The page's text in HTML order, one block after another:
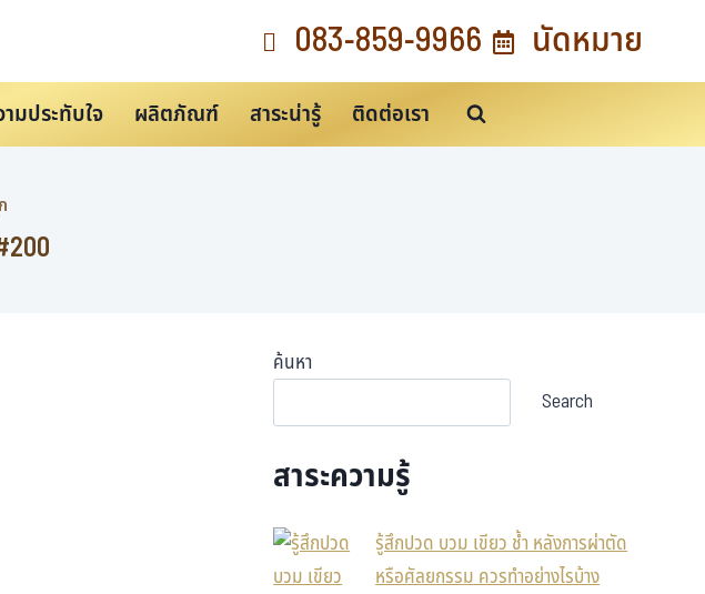
083-859-9966 นัดหมาย
มประทับใจ ผลิตภัณฑ์ สาระน่ารู้ ติดต่อเรา
ค้นหา
Search
สาระความรู้
รู้สึกปวด บวม เขียว ช้ำ หลังการผ่าตัด
หรือศัลยกรรม ควรทำอย่างไรบ้าง